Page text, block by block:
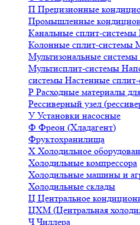
П Прецизионные
Промышленные
Канальные сплит-системы
Колонные сплит-системы
Мультизональные
Мультисплит-системы
системы Настенные
Р Расходные материалы
Рессиверный узел
У Установки насосные
Ф Фреон (Хладагент)
Фруктохранилища
Х Холодильное
Холодильные компрессора
Холодильные машины и
Холодильные склады
Ц Центральное
ЦХМ (Центральная
ЧЧиллера